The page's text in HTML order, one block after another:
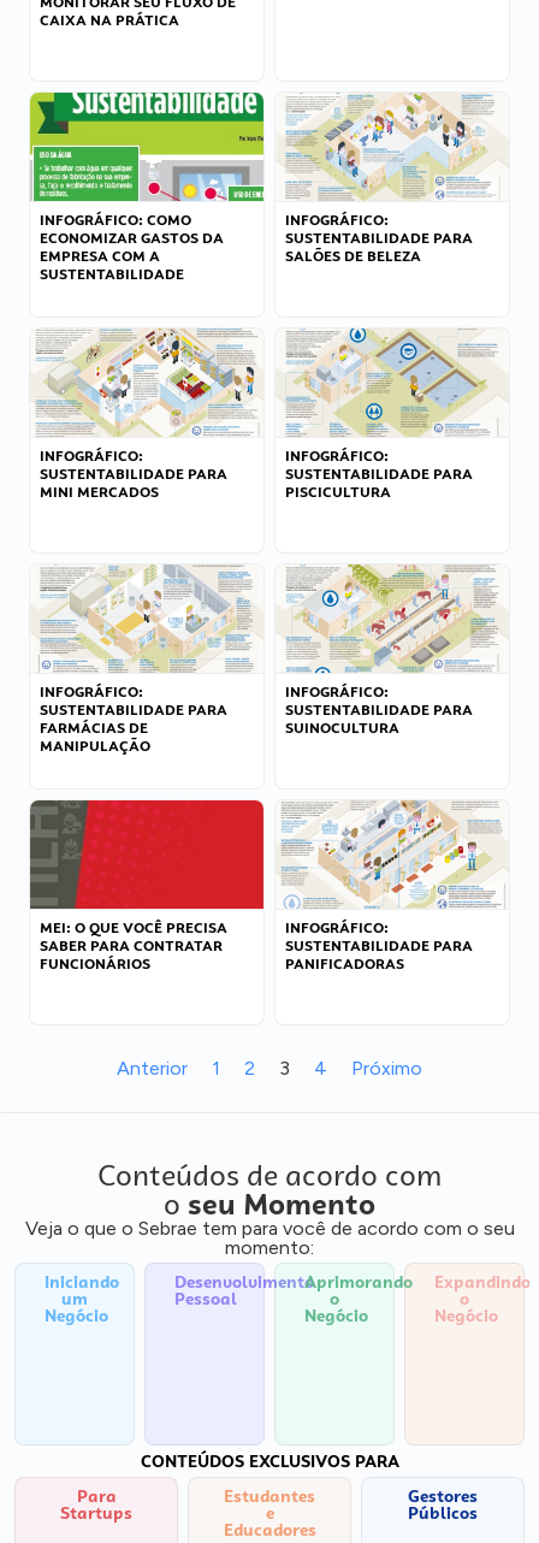
CAIXA NA PRÁTICA
INFOGRÁFICO: COMO
ECONOMIZAR GASTOS DA
EMPRESA COM A
SUSTENTABILIDADE
INFOGRÁFICO:
SUSTENTABILIDADE PARA
SALÕES DE BELEZA
INFOGRÁFICO:
SUSTENTABILIDADE PARA
MINI MERCADOS
INFOGRÁFICO:
SUSTENTABILIDADE PARA
PISCICULTURA
INFOGRÁFICO:
SUSTENTABILIDADE PARA
FARMÁCIAS DE
MANIPULAÇÃO
INFOGRÁFICO:
SUSTENTABILIDADE PARA
SUINOCULTURA
MEI: O QUE VOCÊ PRECISA
SABER PARA CONTRATAR
FUNCIONÁRIOS
INFOGRÁFICO:
SUSTENTABILIDADE PARA
PANIFICADORAS
Anterior 1 2 3 4 Próximo
Conteúdos de acordo com
o seu Momento
Veja o que o Sebrae tem para você de acordo com o seu
momento:
Iniciando
um
Negócio
Desenvolvimento
Pessoal
Aprimorando
o
Negócio
Expandindo
o
Negócio
CONTEÚDOS EXCLUSIVOS PARA
Para
Startups
Estudantes
e
Educadores
Gestores
Públicos